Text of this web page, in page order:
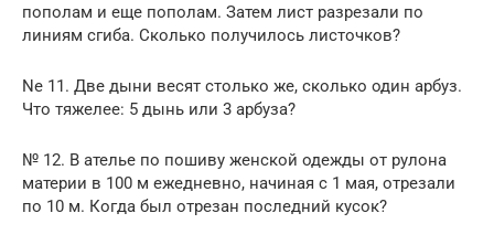
пополам и еще пополам. Затем лист разрезали по
линиям сгиба. Сколько получилось листочков?
Ne 11. Две дыни весят столько же, сколько один арбуз.
Что тяжелее: 5 дынь или 3 арбуза?
№ 12. В ателье по пошиву женской одежды от рулона
материи в 100 м ежедневно, начиная с 1 мая, отрезали
по 10 м. Когда был отрезан последний кусок?